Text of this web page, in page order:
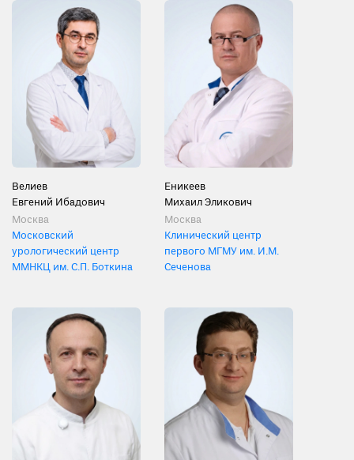
Велиев
Евгений Ибадович
Москва
Московский
урологический центр
ММНКЦ им. С.П. Боткина
Еникеев
Михаил Эликович
Москва
Клинический центр
первого МГМУ им. И.М.
Сеченова